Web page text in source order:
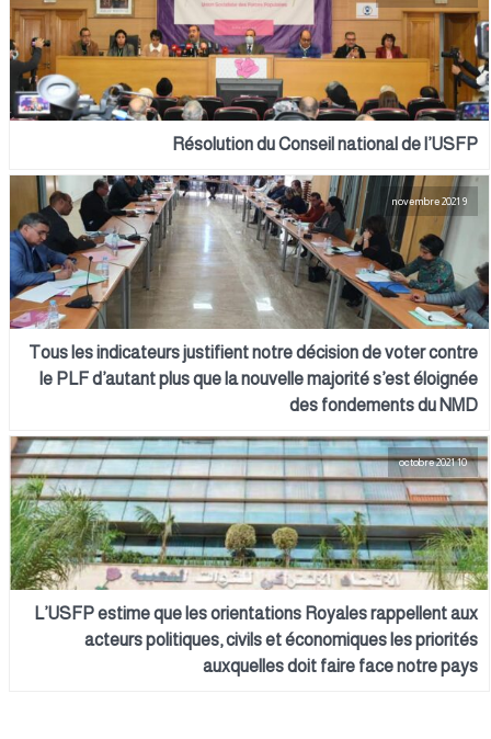
Résolution du Conseil national de l’USFP
Tous les indicateurs justifient notre décision de voter contre
le PLF d’autant plus que la nouvelle majorité s’est éloignée
des fondements du NMD
10 octobre 2021
L’USFP estime que les orientations Royales rappellent aux
acteurs politiques, civils et économiques les priorités
auxquelles doit faire face notre pays